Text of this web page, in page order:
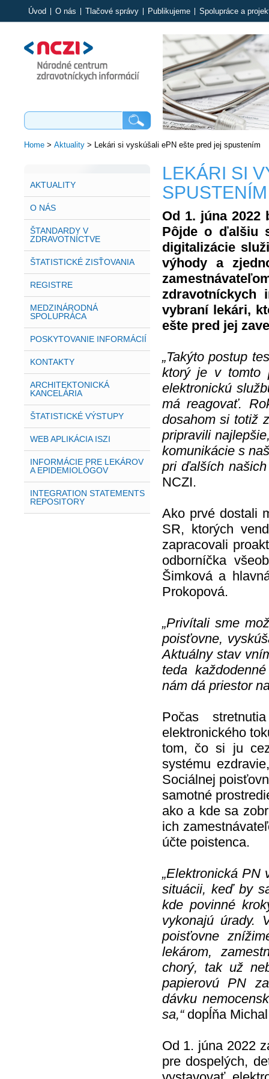
Úvod O nás Tlačové správy Publikujeme Spolupráce a
Home> Aktuality> Lekári si vyskúšali ePN ešte pred jej spustením
AKTUALITY
O NÁS
ŠTANDARDY V
ZDRAVOTNÍCTVE
ŠTATISTICKÉ ZISŤOVANIA
REGISTRE
MEDZINÁRODNÁ
SPOLUPRÁCA
POSKYTOVANIE INFORMÁCIÍ
KONTAKTY
ARCHITEKTONICKÁ
KANCELÁRIA
ŠTATISTICKÉ VÝSTUPY
WEB APLIKÁCIA ISZI
INFORMÁCIE PRE LEKÁROV
A EPIDEMIOLÓGOV
INTEGRATION STATEMENTS
REPOSITORY
LEKÁRI SI
SPUSTENÍM
Od 1. júna
Pôjde o ďalšiu
digitalizácie
výhody a
zdravotníckych
vybraní lekári,
ešte pred jej
„Takýto postup
ktorý je v tomto
elektronickú
má reagovať.
dosahom si totiž
pripravili
komunikácie s
pri ďalších našich
NCZI.
Ako prvé dostali
SR, ktorých
zapracovali
odborníčka
Šimková a
Prokopová.
„Privítali sme
poisťovne,
Aktuálny stav
teda
nám dá priestor
Počas
elektronického
tom, čo si ju
systému
Sociálnej
samotné
ako a kde sa
ich
účte poistenca.
„Elektronická PN
situácii, keď by
kde povinné
vykonajú úrady.
poisťovne
lekárom,
chorý, tak už
papierovú PN
dávku
sa,“dopĺňa
Od 1. júna 2022
pre dospelých,